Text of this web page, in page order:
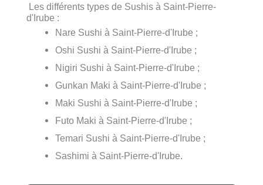
Les différents types de Sushis à Saint-Pierre-
d'Irube :
Nare Sushi à Saint-Pierre-d'Irube ;
Oshi Sushi à Saint-Pierre-d'Irube ;
Nigiri Sushi à Saint-Pierre-d'Irube ;
Gunkan Maki à Saint-Pierre-d'Irube ;
Maki Sushi à Saint-Pierre-d'Irube ;
Futo Maki à Saint-Pierre-d'Irube ;
Temari Sushi à Saint-Pierre-d'Irube ;
Sashimi à Saint-Pierre-d'Irube.